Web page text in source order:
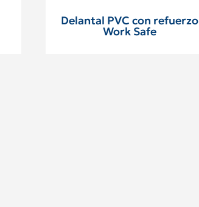
Delantal PVC con refuerzo
Work Safe